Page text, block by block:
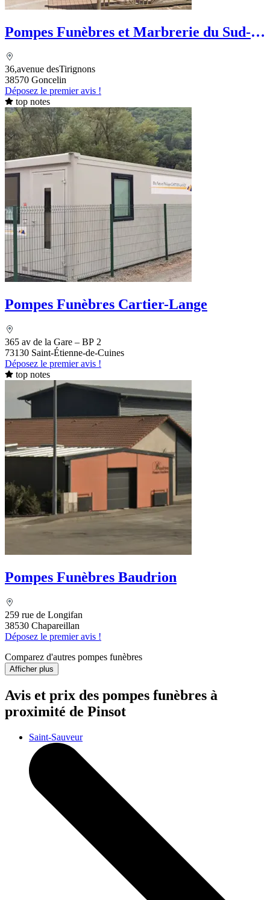
Pompes Funèbres et Marbrerie du Sud-
36,avenue desTirignons
38570 Goncelin
Déposez le premier avis !
top notes
Pompes Funèbres Cartier-Lange
365 av de la Gare – BP 2
73130 Saint-Étienne-de-Cuines
Déposez le premier avis !
top notes
Pompes Funèbres Baudrion
259 rue de Longifan
38530 Chapareillan
Déposez le premier avis !
Comparez d'autres pompes funèbres
Afficher plus
Avis et prix des pompes funèbres à
proximité de Pinsot
Saint-Sauveur